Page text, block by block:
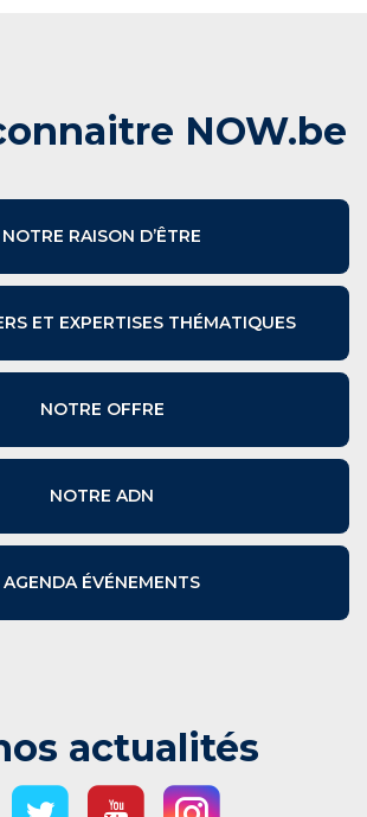
NOW.be
NOTRE RAISON D’ÊTRE
ET EXPERTISES THÉMATIQUES
NOTRE OFFRE
NOTRE ADN
AGENDA ÉVÉNEMENTS
actualités